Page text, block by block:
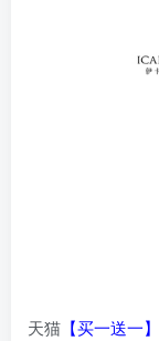
天猫 【买一送一】